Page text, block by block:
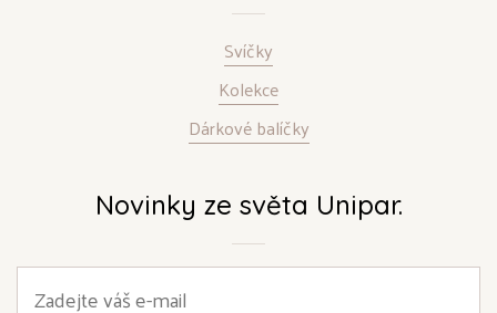
Svíčky
Kolekce
Dárkové balíčky
Novinky ze světa Unipar.